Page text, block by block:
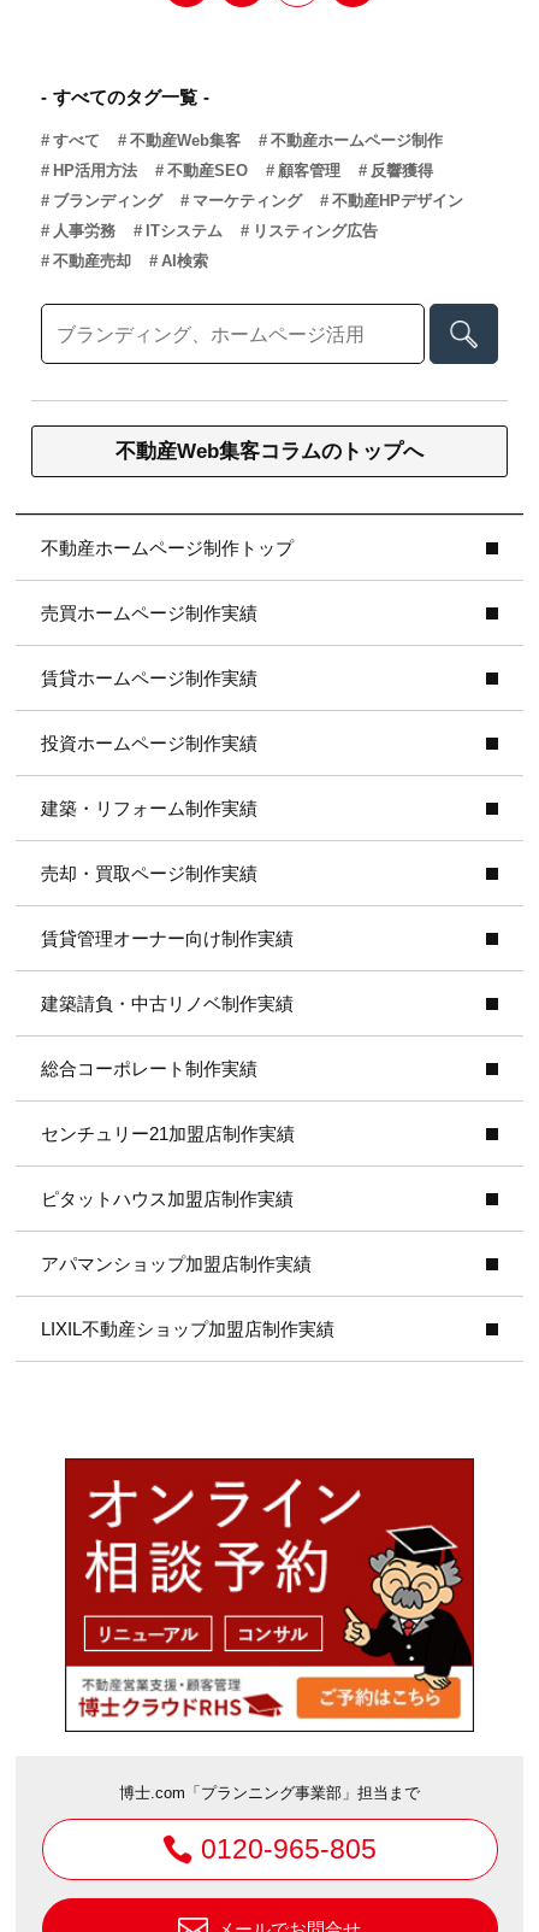
すべてのタグ一覧
すべて 不動産Web集客
不動産ホームページ制作
HP活用方法
不動産SEO 顧客管理
反響獲得
ブランディング
マーケティング
不動産HPデザイン
人事労務
ITシステム
リスティング広告
不動産売却
AI検索
不動産Web集客コラムのトップへ
不動産ホームページ制作トップ
売買ホームページ制作実績
賃貸ホームページ制作実績
投資ホームページ制作実績
建築・リフォーム制作実績
売却・買取ページ制作実績
賃貸管理オーナー向け制作実績
建築請負・中古リノベ制作実績
総合コーポレート制作実績
センチュリー21加盟店制作実績
ピタットハウス加盟店制作実績
アパマンショップ加盟店制作実績
LIXIL不動産ショップ加盟店制作実績
博士.com「プランニング事業部」担当まで
0120-965-805